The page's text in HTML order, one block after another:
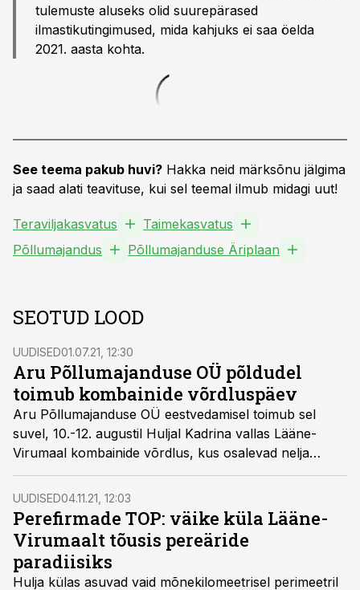
tulemuste aluseks olid suurepärased
ilmastikutingimused, mida kahjuks ei saa öelda
2021. aasta kohta.
See teema pakub huvi? Hakka neid märksõnu jälgima
ja saad alati teavituse, kui sel teemal ilmub midagi uut!
Teraviljakasvatus
Taimekasvatus
Põllumajandus
Põllumajanduse Äriplaan
SEOTUD LOOD
UUDISED01.07.21, 12:30
Aru Põllumajanduse OÜ põldudel
toimub kombainide võrdluspäev
Aru Põllumajanduse OÜ eestvedamisel toimub sel
suvel, 10.-12. augustil Huljal Kadrina vallas Lääne-
Virumaal kombainide võrdlus, kus osalevad nelja
erineva kombainitootja kombainid.
UUDISED04.11.21, 12:03
Perefirmade TOP: väike küla Lääne-
Virumaalt tõusis pereäride
paradiisiks
Hulja külas asuvad vaid mõnekilomeetrisel perimeetril